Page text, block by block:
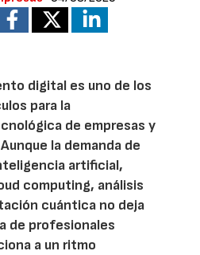
digital es uno de los
para la
de empresas y
la demanda de
artificial,
computing, análisis
cuántica no deja
de profesionales
a un ritmo